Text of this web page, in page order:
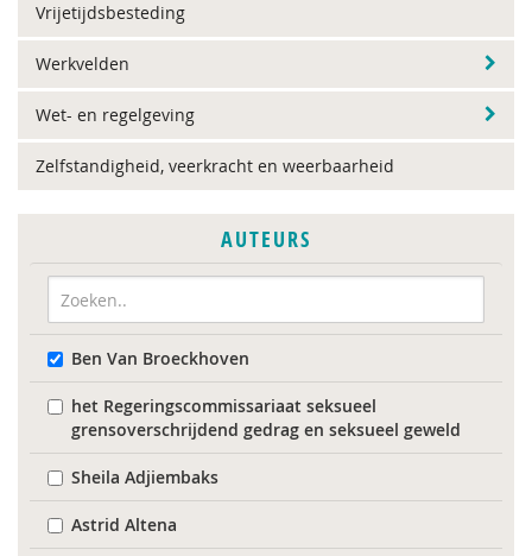
Vrijetijdsbesteding
Werkvelden
Wet- en regelgeving
Zelfstandigheid, veerkracht en weerbaarheid
AUTEURS
Ben Van Broeckhoven
het Regeringscommissariaat seksueel
grensoverschrijdend gedrag en seksueel geweld
Sheila Adjiembaks
Astrid Altena